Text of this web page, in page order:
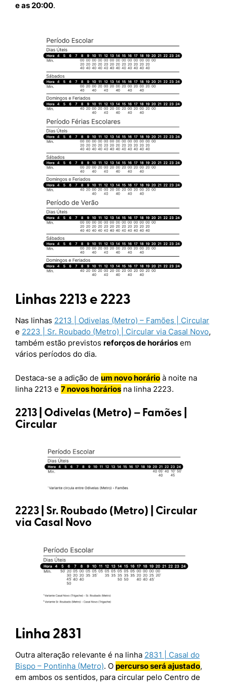
e as 20:00.
Linhas 2213 e 2223
Nas linhas 2213 | Odivelas (Metro) – Famões | Circular
e 2223 | Sr. Roubado (Metro) | Circular via Casal Novo,
também estão previstos reforços de horários em
vários períodos do dia.
Destaca-se a adição de um novo horário à noite na
linha 2213 e 7 novos horários na linha 2223.
2213 | Odivelas (Metro) – Famões |
Circular
2223 | Sr. Roubado (Metro) | Circular
via Casal Novo
Linha 2831
Outra alteração relevante é na linha 2831 | Casal do
Bispo – Pontinha (Metro). O percurso será ajustado,
em ambos os sentidos, para circular pelo Centro de